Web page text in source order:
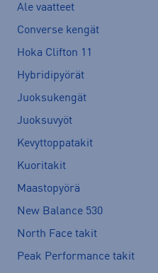
Ale vaatteet
Converse kengät
Hoka Clifton 11
Hybridipyörät
Juoksukengät
Juoksuvyöt
Kevyttoppatakit
Kuoritakit
Maastopyörä
New Balance 530
North Face takit
Peak Performance takit